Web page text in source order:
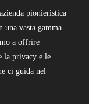
pionieristica
una vasta gamma
a offrire
la privacy e le
ci guida nel